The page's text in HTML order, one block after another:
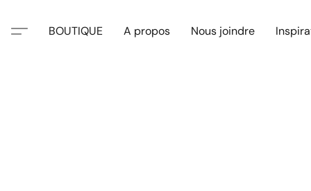
BOUTIQUE A propos Nous joindre